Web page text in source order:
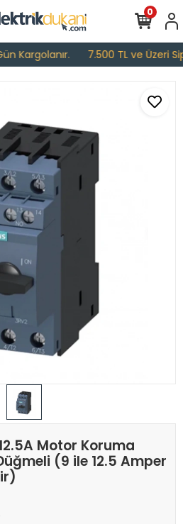
Kargolanır. 7.500 TL ve Üzeri
0
Motor Koruma
(9 ile 12.5 Amper